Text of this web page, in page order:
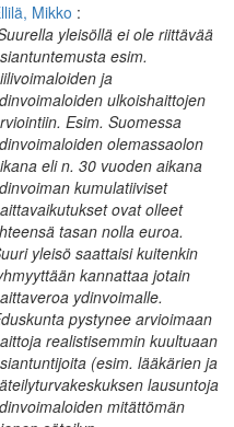
Mikko :
yleisöllä ei ole riittävää
esim.
ja
ulkoishaittojen
Esim. Suomessa
olemassaolon
eli n. 30 vuoden aikana
kumulatiiviset
ovat olleet
tasan nolla euroa.
yleisö saattaisi kuitenkin
kannattaa jotain
ydinvoimalle.
pystynee arvioimaan
realistisemmin kuultuaan
(esim. lääkärien ja
lausuntoja
mitättömän